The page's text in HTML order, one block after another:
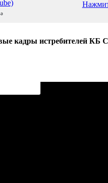
кадры истребителей КБ